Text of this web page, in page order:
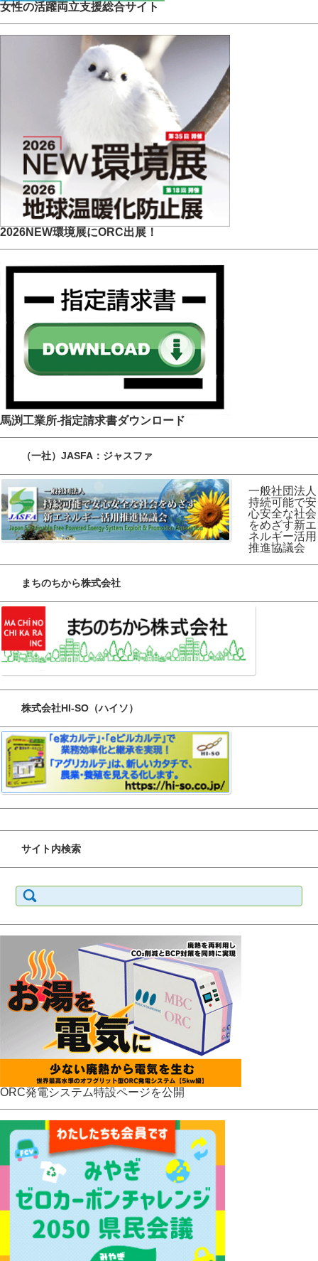
女性の活躍両立支援総合サイト
2026NEW環境展にORC出展！
馬渕工業所-指定請求書ダウンロード
（一社）JASFA：ジャスファ
一般社団法人
持続可能で安
心安全な社会
をめざす新エ
ネルギー活用
推進協議会
まちのちから株式会社
株式会社HI-SO（ハイソ）
サイト内検索
検
索:
ORC発電システム特設ページを公開